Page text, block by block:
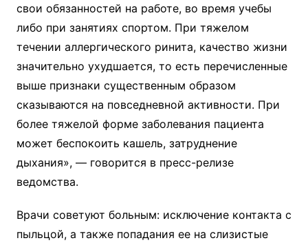
свои обязанностей на работе, во время учебы
либо при занятиях спортом. При тяжелом
течении аллергического ринита, качество жизни
значительно ухудшается, то есть перечисленные
выше признаки существенным образом
сказываются на повседневной активности. При
более тяжелой форме заболевания пациента
может беспокоить кашель, затруднение
дыхания», — говорится в пресс-релизе
ведомства.
Врачи советуют больным: исключение контакта с
пыльцой, а также попадания ее на слизистые